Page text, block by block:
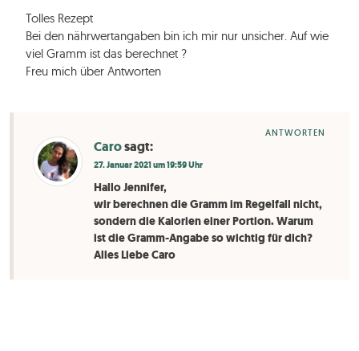
Tolles Rezept
Bei den nährwertangaben bin ich mir nur unsicher. Auf wie
viel Gramm ist das berechnet ?
Freu mich über Antworten
Carosagt:
27. Januar 2021 um 19:59 Uhr
Hallo Jennifer,
wir berechnen die Gramm im Regelfall nicht,
sondern die Kalorien einer Portion. Warum
ist die Gramm-Angabe so wichtig für dich?
Alles Liebe Caro
ANTWORTEN